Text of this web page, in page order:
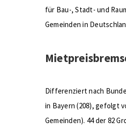
für Bau-, Stadt- und
Gemeinden in
Differenziert nach
in Bayern (208), gefolgt
Gemeinden). 44 der 82